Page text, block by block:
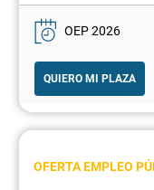
OEP 2026
QUIERO MI PLAZA
OFERTA EMPLEO